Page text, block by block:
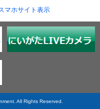
マホサイト表示
All Rights Reserved.